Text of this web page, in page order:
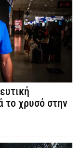
το χρυσό στην